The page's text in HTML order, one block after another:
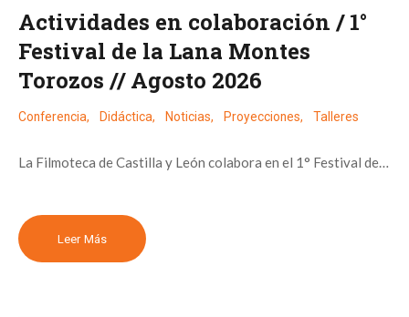
Actividades en colaboración / 1°
Festival de la Lana Montes
Torozos // Agosto 2026
Conferencia, Didáctica, Noticias, Proyecciones, Talleres
La Filmoteca de Castilla y León colabora en el 1° Festival de…
Leer Más